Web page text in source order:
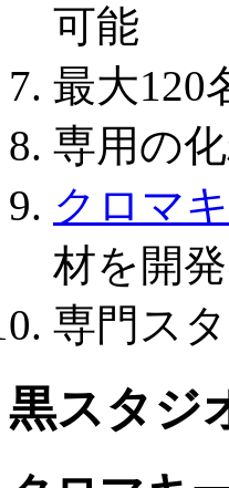
可能
最大120
専用の
クロマ
材を開
専門ス
黒スタジ